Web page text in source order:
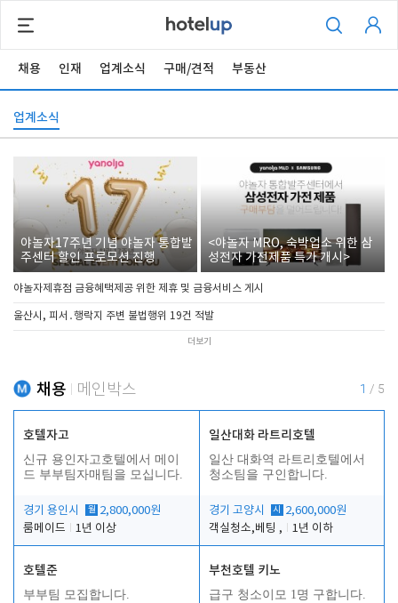
채용 인재 업계소식 구매/견적 부동산
업계소식
야놀자17주년 기념 야놀자 통합발
주센터 할인 프로모션 진행
<야놀자 MRO, 숙박업소 위한 삼
성전자 가전제품 특가 개시>
야놀자제휴점 금융혜택제공 위한 제휴 및 금융서비스 게시
울산시, 피서․행락지 주변 불법행위 19건 적발
더보기
채용 메인박스 1 / 5
호텔자고
신규 용인자고호텔에서 메이
드 부부팀자매팀을 모십니다.
경기 용인시 월 2,800,000원
룸메이드
1년 이상
일산대화 라트리호텔
일산 대화역 라트리호텔에서
청소팀을 구인합니다.
경기 고양시 시
2,600,000원
객실청소,베팅 ,
1년 이하
호텔준
부부팀 모집합니다.
부천호텔 키노
급구 청소이모 1명 구합니다.